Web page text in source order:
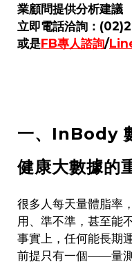
業顧問提供分析建議
立即電話洽詢：
或是FB專人諮詢/
一、InBody
健康大數據的
很多人每天量體脂率
用、準不準，甚至能
事實上，任何能長期
前提只有一個——量